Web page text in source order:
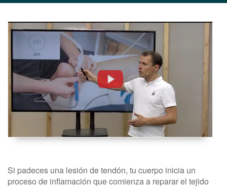
EPI
julio
2019
05
17
Si padeces una lesión de tendón, tu cuerpo inicia un
proceso de inflamación que comienza a reparar el tejido